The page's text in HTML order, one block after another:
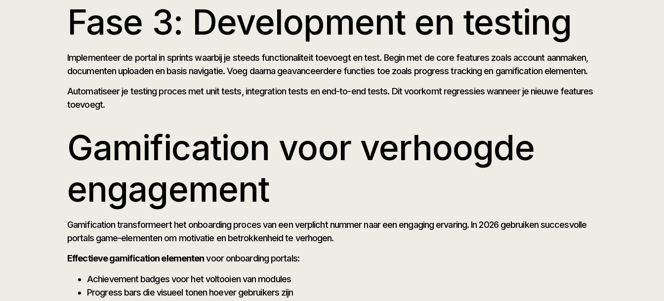
Fase 3: Development en testing
Implementeer de portal in sprints waarbij je steeds functionaliteit toevoegt en test. Begin met de core features zoals account aanmaken,
documenten uploaden en basis navigatie. Voeg daarna geavanceerdere functies toe zoals progress tracking en gamification elementen.
Automatiseer je testing proces met unit tests, integration tests en end-to-end tests. Dit voorkomt regressies wanneer je nieuwe features
toevoegt.
Gamification voor verhoogde
engagement
Gamification transformeert het onboarding proces van een verplicht nummer naar een engaging ervaring. In 2026 gebruiken succesvolle
portals game-elementen om motivatie en betrokkenheid te verhogen.
Effectieve gamification elementenvoor onboarding portals:
Achievement badges voor het voltooien van modules
Progress bars die visueel tonen hoever gebruikers zijn